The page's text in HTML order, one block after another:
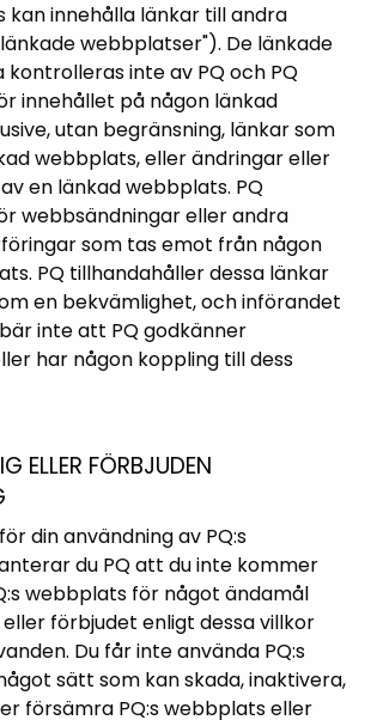
kan innehålla länkar till andra
webbplatser"). De länkade
inte av PQ och PQ
innehållet på någon länkad
utan begränsning, länkar som
webbplats, eller ändringar eller
en länkad webbplats. PQ
webbsändningar eller andra
som tas emot från någon
PQ tillhandahåller dessa länkar
en bekvämlighet, och införandet
inte att PQ godkänner
har någon koppling till dess
ELLER FÖRBJUDEN
din användning av PQ:s
du PQ att du inte kommer
webbplats för något ändamål
förbjudet enligt dessa villkor
Du får inte använda PQ:s
sätt som kan skada, inaktivera,
försämra PQ:s webbplats eller